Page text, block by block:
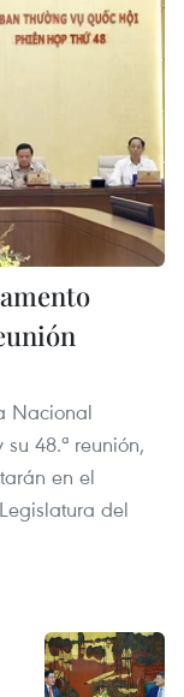
Nacional
48.ª reunión,
en el
del